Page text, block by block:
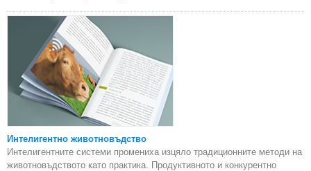
Интелигентно животновъдство
Интелигентните системи промениха изцяло традиционните методи на
животновъдството като практика. Продуктивното и конкурентно